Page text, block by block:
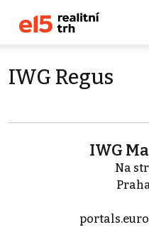
IWG Regus
IWG
Na